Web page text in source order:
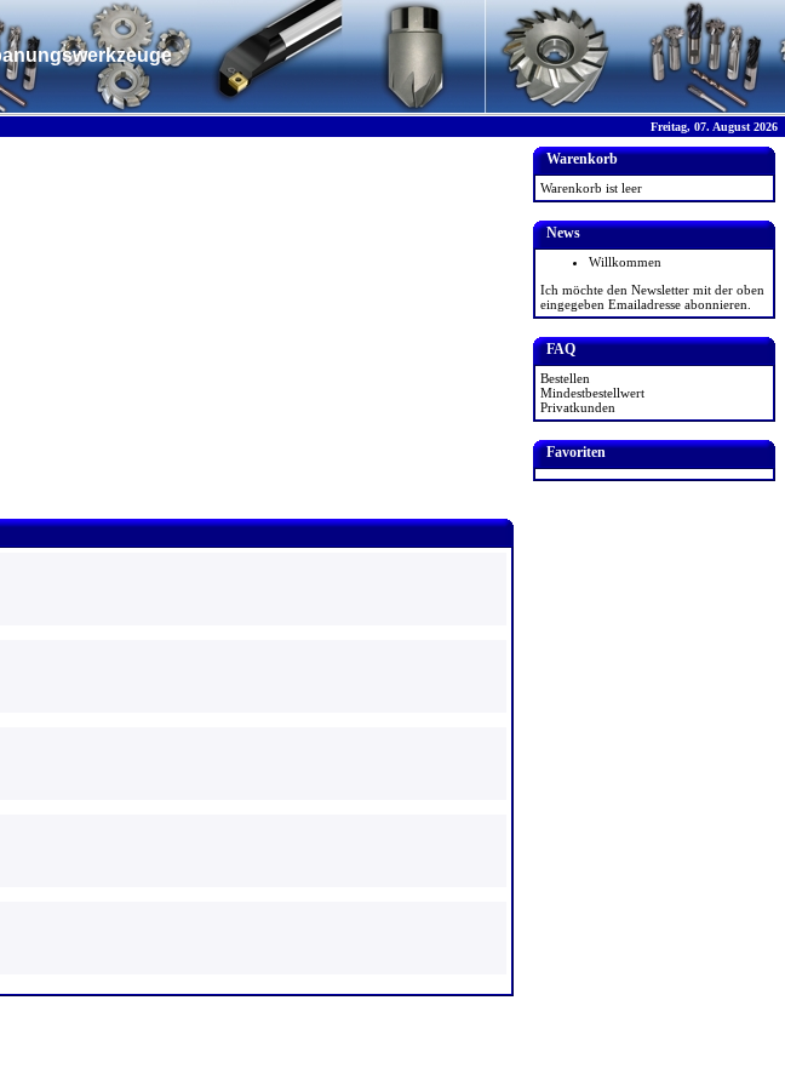
Freitag, 07. August 2026
Warenkorb
Warenkorb ist leer
News
Willkommen
Ich möchte den Newsletter mit der oben
eingegeben Emailadresse abonnieren.
FAQ
Bestellen
Mindestbestellwert
Privatkunden
Favoriten